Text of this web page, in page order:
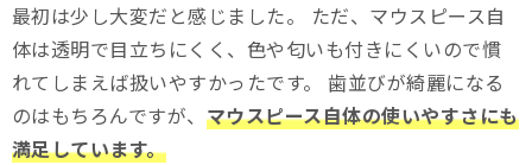
最初は少し大変だと感じました。 ただ、マウスピース自
体は透明で目立ちにくく、色や匂いも付きにくいので慣
れてしまえば扱いやすかったです。 歯並びが綺麗になる
のはもちろんですが、 マウスピース自体の使いやすさにも
満足しています。